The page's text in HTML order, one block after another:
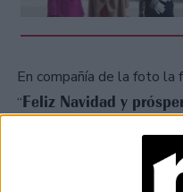
En compañía de la foto la
“Feliz Navidad y